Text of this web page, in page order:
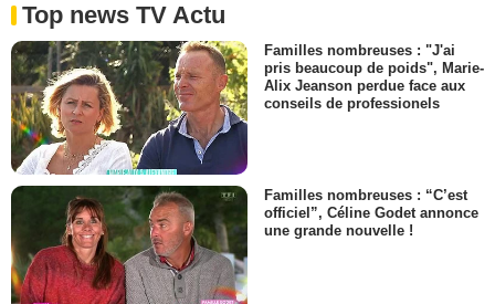
Top news TV Actu
Familles nombreuses : "J'ai
pris beaucoup de poids", Marie-
Alix Jeanson perdue face aux
conseils de professionels
Familles nombreuses : “C’est
officiel”, Céline Godet annonce
une grande nouvelle !